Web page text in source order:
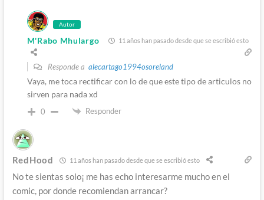
Autor
M'Rabo Mhulargo 11 años han pasado desde que se escribió esto
Responde a alecartago1994osoreland
Vaya, me toca rectificar con lo de que este tipo de articulos no
sirven para nada xd
0 Responder
RedHood 11 años han pasado desde que se escribió esto
No te sientas solo¡ me has echo interesarme mucho en el
comic, por donde recomiendan arrancar?